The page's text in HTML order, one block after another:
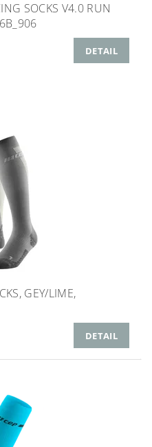
SOCKS V4.0 RUN
DETAIL
GEY/LIME,
DETAIL